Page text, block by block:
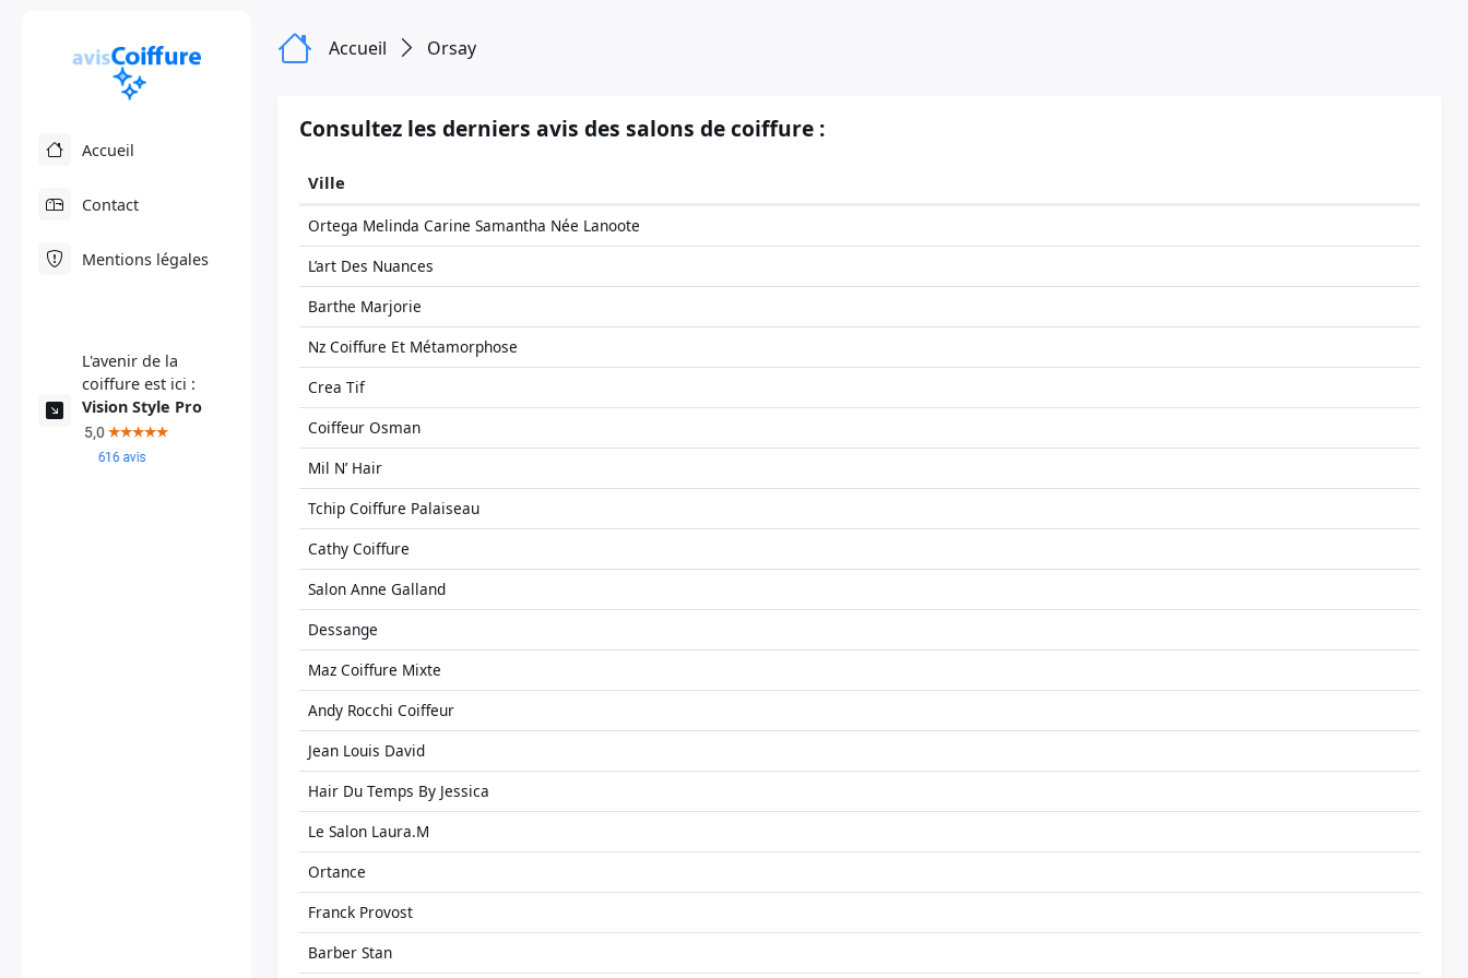
Accueil
Contact
Mentions légales
L'avenir de la
coiffure est ici :
Vision Style Pro
Accueil Orsay
Consultez les derniers avis des salons de coiffure :
Ville
Ortega Melinda Carine Samantha Née Lanoote
L’art Des Nuances
Barthe Marjorie
Nz Coiffure Et Métamorphose
Crea Tif
Coiffeur Osman
Mil N’ Hair
Tchip Coiffure Palaiseau
Cathy Coiffure
Salon Anne Galland
Dessange
Maz Coiffure Mixte
Andy Rocchi Coiffeur
Jean Louis David
Hair Du Temps By Jessica
Le Salon Laura.M
Ortance
Franck Provost
Barber Stan